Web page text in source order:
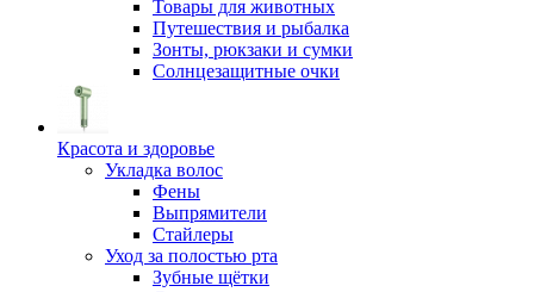
Товары для животных
Путешествия и рыбалка
Зонты, рюкзаки и сумки
Солнцезащитные очки
Красота и здоровье
Укладка волос
Фены
Выпрямители
Стайлеры
Уход за полостью рта
Зубные щётки